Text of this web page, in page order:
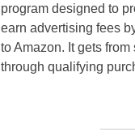
program designed to
earn advertising fees
to Amazon. It gets
through qualifying